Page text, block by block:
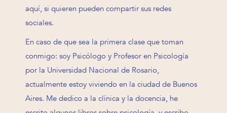
aquí, si quieren pueden compartir sus redes
sociales.
En caso de que sea la primera clase que toman
conmigo: soy Psicólogo y Profesor en Psicología
por la Universidad Nacional de Rosario,
actualmente estoy viviendo en la ciudad de Buenos
Aires. Me dedico a la clínica y la docencia, he